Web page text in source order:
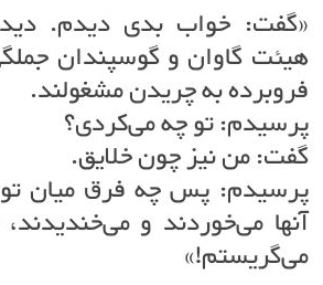
«گفت: خواب بدی دیدم.
هیئت گاوان و گوسپندان
فروبرده به چریدن مشغولند.
پرسیدم: تو چه می‌کردی؟
گفت: من نیز چون خلایق.
پرسیدم: پس چه فرق میان
آنها می‌خوردند و
می‌گریستم!»